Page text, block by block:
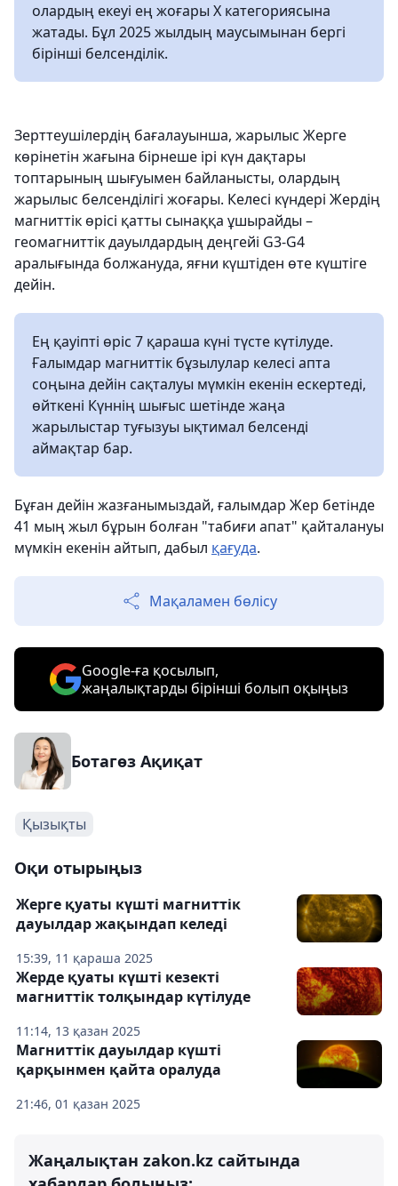
олардың екеуі ең жоғары X категориясына
жатады. Бұл 2025 жылдың маусымынан бергі
бірінші белсенділік.
Зерттеушілердің бағалауынша, жарылыс Жерге
көрінетін жағына бірнеше ірі күн дақтары
топтарының шығуымен байланысты, олардың
жарылыс белсенділігі жоғары. Келесі күндері Жердің
магниттік өрісі қатты сынаққа ұшырайды –
геомагниттік дауылдардың деңгейі G3-G4
аралығында болжануда, яғни күштіден өте күштіге
дейін.
Ең қауіпті өріс 7 қараша күні түсте күтілуде.
Ғалымдар магниттік бұзылулар келесі апта
соңына дейін сақталуы мүмкін екенін ескертеді,
өйткені Күннің шығыс шетінде жаңа
жарылыстар туғызуы ықтимал белсенді
аймақтар бар.
Бұған дейін жазғанымыздай, ғалымдар Жер бетінде
41 мың жыл бұрын болған "табиғи апат" қайталануы
мүмкін екенін айтып, дабыл қағуда.
Мақаламен бөлісу
Google-ға қосылып,
жаңалықтарды бірінші болып оқыңыз
Ботагөз Ақиқат
Қызықты
Оқи отырыңыз
15:39, 11 қараша 2025
Жерге қуаты күшті магниттік
дауылдар жақындап келеді
11:14, 13 қазан 2025
Жерде қуаты күшті кезекті
магниттік толқындар күтілуде
21:46, 01 қазан 2025
Магниттік дауылдар күшті
қарқынмен қайта оралуда
Жаңалықтан zakon.kz сайтында